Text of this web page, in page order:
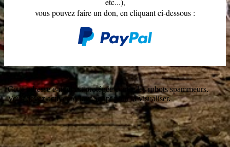
vous pouvez faire un don, en cliquant ci-dessous :
Cette adresse e-mail est protégée contre les robots spammeurs.
Vous devez activer le JavaScript pour la visualiser.